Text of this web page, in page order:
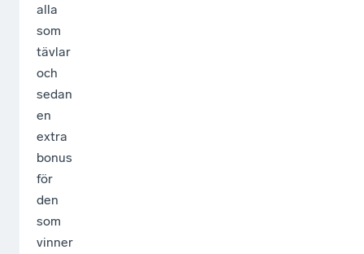
alla
som
tävlar
och
sedan
en
extra
bonus
för
den
som
vinner